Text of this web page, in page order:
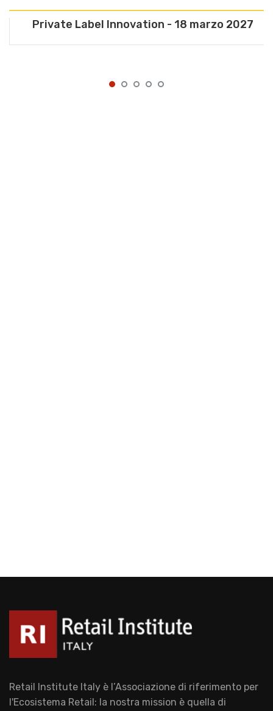
Private Label Innovation - 18 marzo 2027
Retail Institute Italy è l’Associazione di riferimento per
l'Ecosistema Retail: la nostra mission è quella di